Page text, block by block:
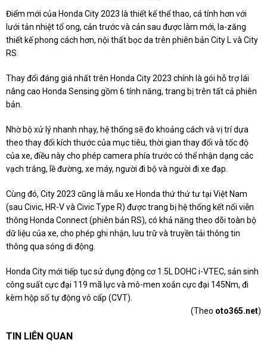
Điểm mới của Honda City 2023 là thiết kế thể thao, cá tính hơn với
lưới tản nhiệt tổ ong, cản trước và cản sau được làm mới, la-zăng
thiết kế phong cách hơn, nội thất bọc da trên phiên bản City L và City
RS.
Thay đổi đáng giá nhất trên Honda City 2023 chính là gói hỗ trợ lái
nâng cao Honda Sensing gồm 6 tính năng, trang bị trên tất cả phiên
bản.
Nhờ bộ xử lý nhanh nhạy, hệ thống sẽ đo khoảng cách và vị trí dựa
theo thay đổi kích thước của mục tiêu, thời gian thay đổi và tốc độ
của xe, điều này cho phép camera phía trước có thể nhận dạng các
vạch trắng, lề đường, xe máy, người đi bộ và người đi xe đạp.
Cùng đó, City 2023 cũng là mẫu xe Honda thứ thứ tư tại Việt Nam
(sau Civic, HR-V và Civic Type R) được trang bị hệ thống kết nối viễn
thông Honda Connect (phiên bản RS), có khả năng theo dõi toàn bộ
dữ liệu của xe, cho phép ghi nhận, lưu trữ và truyền tải thông tin
thông qua sóng di động.
Honda City mới tiếp tục sử dụng động cơ 1.5L DOHC i-VTEC, sản sinh
công suất cực đại 119 mã lực và mô-men xoắn cực đại 145Nm, đi
kèm hộp số tự động vô cấp (CVT).
(Theo oto365.net)
TIN LIÊN QUAN